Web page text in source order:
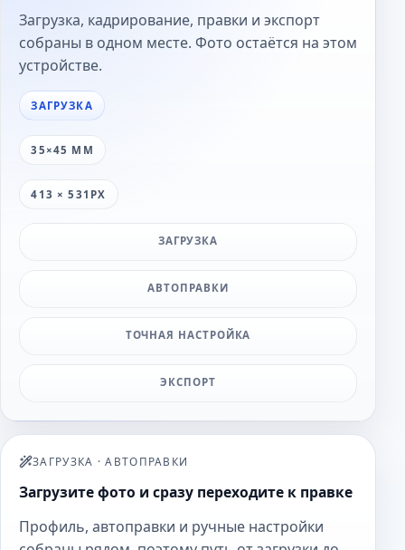
Загрузка, кадрирование, правки и экспорт
собраны в одном месте. Фото остаётся на этом
устройстве.
ЗАГРУЗКА
35×45 ММ
413 × 531PX
ЗАГРУЗКА
АВТОПРАВКИ
ТОЧНАЯ НАСТРОЙКА
ЭКСПОРТ
ЗАГРУЗКА ·АВТОПРАВКИ
Загрузите фото и сразу переходите к правке
Профиль, автоправки и ручные настройки